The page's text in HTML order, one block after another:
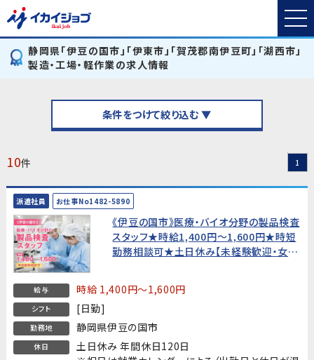
静岡県「伊豆の国市」「伊東市」「賀茂郡南伊豆町」「湖西市」
製造・工場・軽作業の求人情報
条件をつけて絞り込む ▼
10件 1
派遣社員 お仕事No1482-5890
《伊豆の国市》医療・バイオ分野の製品検査
スタッフ★時給1,400円〜1,600円★時短
勤務相談可★土日休み【未経験歓迎・女性
給与 時給 1,400円～1,600円
シフト [日勤]
勤務地 静岡県伊豆の国市
休日
土日休み 年間休日120日